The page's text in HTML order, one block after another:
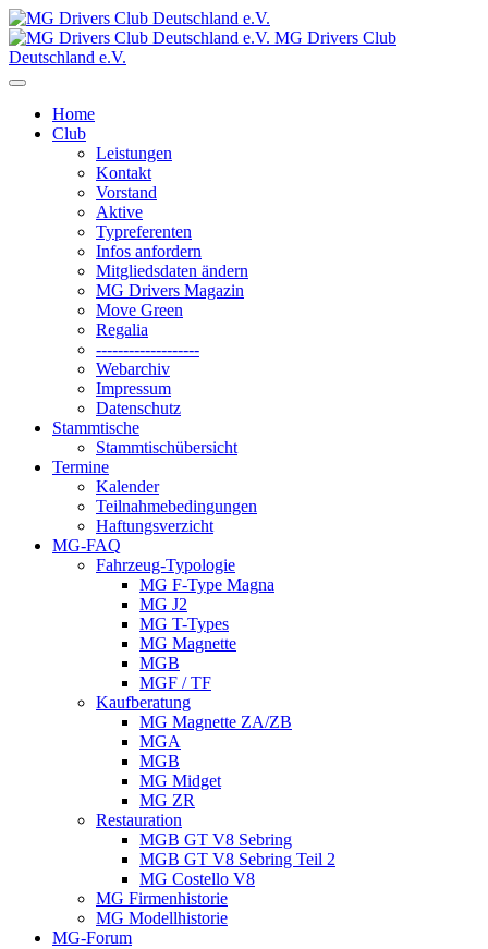
MG Drivers Club
Deutschland e.V.
Home
Club
Leistungen
Kontakt
Vorstand
Aktive
Typreferenten
Infos anfordern
Mitgliedsdaten ändern
MG Drivers Magazin
Move Green
Regalia
-------------------
Webarchiv
Impressum
Datenschutz
Stammtische
Stammtischübersicht
Termine
Kalender
Teilnahmebedingungen
Haftungsverzicht
MG-FAQ
Fahrzeug-Typologie
MG F-Type Magna
MG J2
MG T-Types
MG Magnette
MGB
MGF / TF
Kaufberatung
MG Magnette ZA/ZB
MGA
MGB
MG Midget
MG ZR
Restauration
MGB GT V8 Sebring
MGB GT V8 Sebring Teil 2
MG Costello V8
MG Firmenhistorie
MG Modellhistorie
MG-Forum